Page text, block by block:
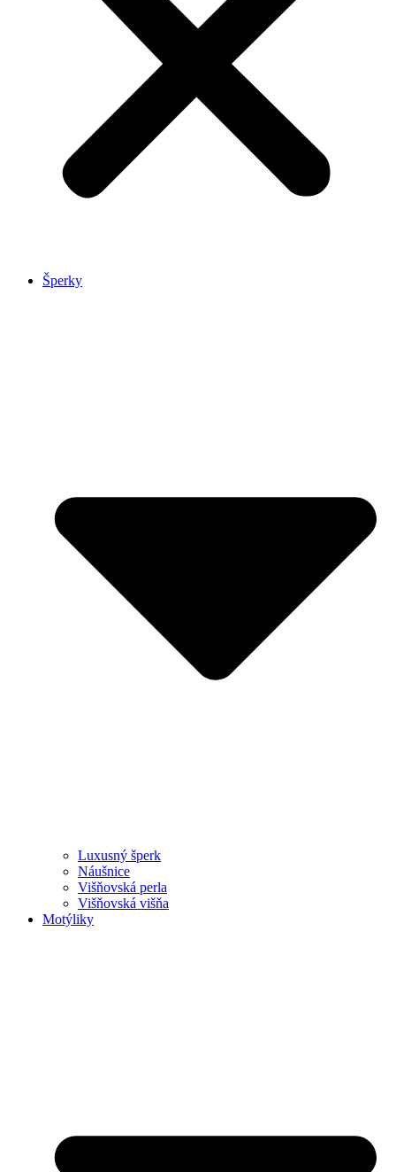
Šperky
Luxusný šperk
Náušnice
Višňovská perla
Višňovská višňa
Motýliky